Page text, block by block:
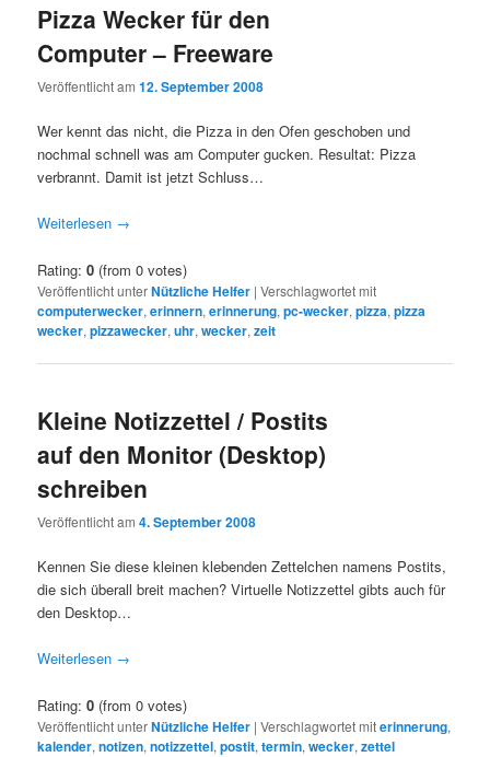
Pizza Wecker für den
Computer – Freeware
Veröffentlicht am12. September 2008
Wer kennt das nicht, die Pizza in den Ofen geschoben und
nochmal schnell was am Computer gucken. Resultat: Pizza
verbrannt. Damit ist jetzt Schluss…
Weiterlesen →
Rating:0 (from 0 votes)
Veröffentlicht unterNützliche Helfer |Verschlagwortet mit
computerwecker,erinnern,erinnerung,pc-wecker,pizza,pizza
wecker,pizzawecker,uhr,wecker,zeit
Kleine Notizzettel / Postits
auf den Monitor (Desktop)
schreiben
Veröffentlicht am4. September 2008
Kennen Sie diese kleinen klebenden Zettelchen namens Postits,
die sich überall breit machen? Virtuelle Notizzettel gibts auch für
den Desktop…
Weiterlesen →
Rating:0 (from 0 votes)
Veröffentlicht unterNützliche Helfer |Verschlagwortet miterinnerung,
kalender,notizen,notizzettel,postit,termin,wecker,zettel